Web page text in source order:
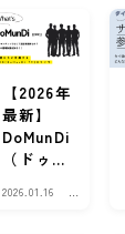
【2026年
最新】
DoMunDi
（ドゥー
ー/DMD
2026.01.16